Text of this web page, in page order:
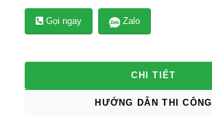
Gọi ngay Zalo
CHI TIẾT
HƯỚNG DẪN THI CÔNG